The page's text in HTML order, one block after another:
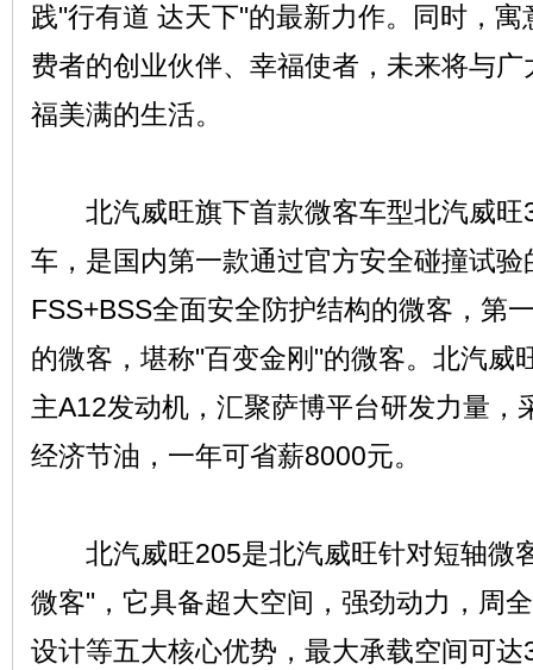
践"行有道 达天下"的最新力作。同时，
费者的创业伙伴、幸福使者，未来将与
福美满的生活。
北汽威旺旗下首款微客车型北汽威旺
车，是国内第一款通过官方安全碰撞试
FSS+BSS全面安全防护结构的微客，第
的微客，堪称"百变金刚"的微客。北汽威
主A12发动机，汇聚萨博平台研发力量，
经济节油，一年可省薪8000元。
北汽威旺205是北汽威旺针对短轴微
微客"，它具备超大空间，强劲动力，周
设计等五大核心优势，最大承载空间可